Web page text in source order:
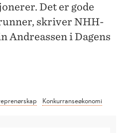
Konkurranseøkonomi
Det er gode
skriver NHH-
Andreassen i Dagens